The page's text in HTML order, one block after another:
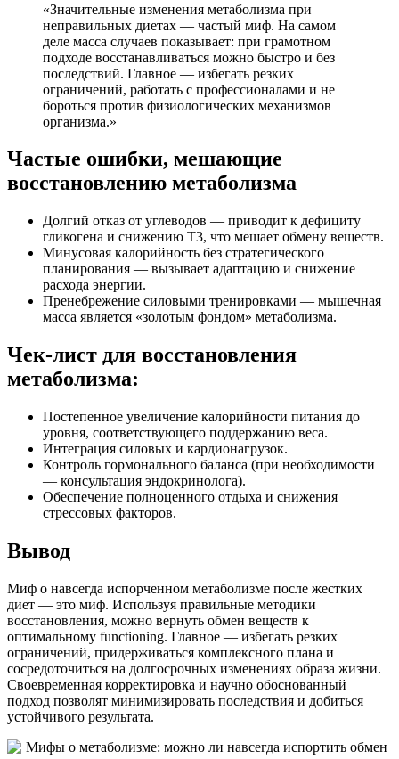
«Значительные изменения метаболизма при
неправильных диетах — частый миф. На самом
деле масса случаев показывает: при грамотном
подходе восстанавливаться можно быстро и без
последствий. Главное — избегать резких
ограничений, работать с профессионалами и не
бороться против физиологических механизмов
организма.»
Частые ошибки, мешающие
восстановлению метаболизма
Долгий отказ от углеводов — приводит к дефициту
гликогена и снижению Т3, что мешает обмену веществ.
Минусовая калорийность без стратегического
планирования — вызывает адаптацию и снижение
расхода энергии.
Пренебрежение силовыми тренировками — мышечная
масса является «золотым фондом» метаболизма.
Чек-лист для восстановления
метаболизма:
Постепенное увеличение калорийности питания до
уровня, соответствующего поддержанию веса.
Интеграция силовых и кардионагрузок.
Контроль гормонального баланса (при необходимости
— консультация эндокринолога).
Обеспечение полноценного отдыха и снижения
стрессовых факторов.
Вывод
Миф о навсегда испорченном метаболизме после жестких
диет — это миф. Используя правильные методики
восстановления, можно вернуть обмен веществ к
оптимальному functioning. Главное — избегать резких
ограничений, придерживаться комплексного плана и
сосредоточиться на долгосрочных изменениях образа жизни.
Своевременная корректировка и научно обоснованный
подход позволят минимизировать последствия и добиться
устойчивого результата.